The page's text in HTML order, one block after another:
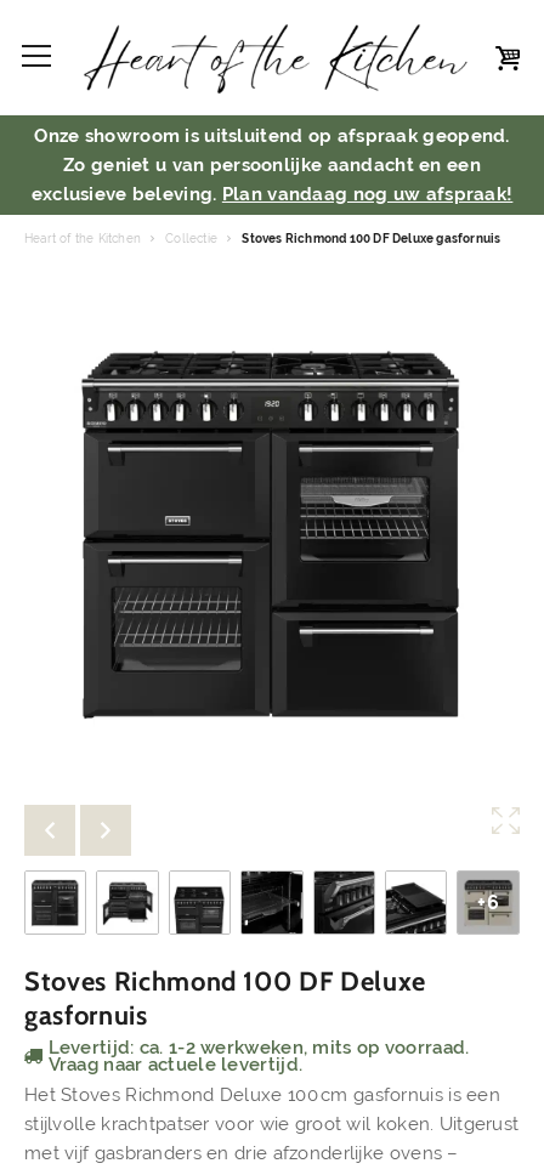
Onze showroom is uitsluitend op afspraak geopend.
Zo geniet u van persoonlijke aandacht en een
exclusieve beleving. Plan vandaag nog uw afspraak!
Heart of the Kitchen Collectie Stoves Richmond 100 DF Deluxe gasfornuis
+6
Stoves Richmond 100 DF Deluxe
gasfornuis
Levertijd: ca. 1-2 werkweken, mits op voorraad.
Vraag naar actuele levertijd.
Het Stoves Richmond Deluxe 100 cm gasfornuis is een
stijlvolle krachtpatser voor wie groot wil koken. Uitgerust
met vijf gasbranders en drie afzonderlijke ovens –